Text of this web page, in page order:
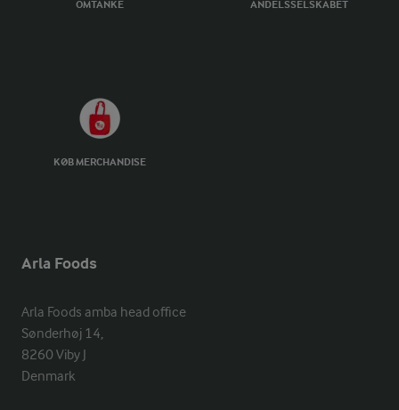
OMTANKE ANDELSSELSKABET
KØB MERCHANDISE
Arla Foods
Arla Foods amba head office
Sønderhøj 14,
8260 Viby J
Denmark